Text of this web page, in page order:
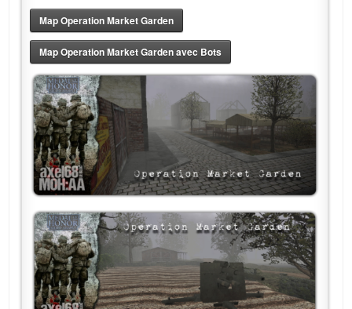
Map Operation Market Garden
Map Operation Market Garden avec Bots